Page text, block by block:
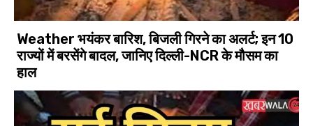
Weather भयंकर बारिश, बिजली गिरने का अलर्ट; इन 10
राज्यों में बरसेंगे बादल, जानिए दिल्ली-NCR के मौसम का
हाल